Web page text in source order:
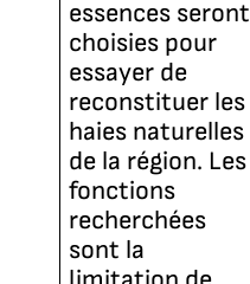
essences seront
choisies pour
essayer de
reconstituer les
haies naturelles
de la région. Les
fonctions
recherchées
sont la